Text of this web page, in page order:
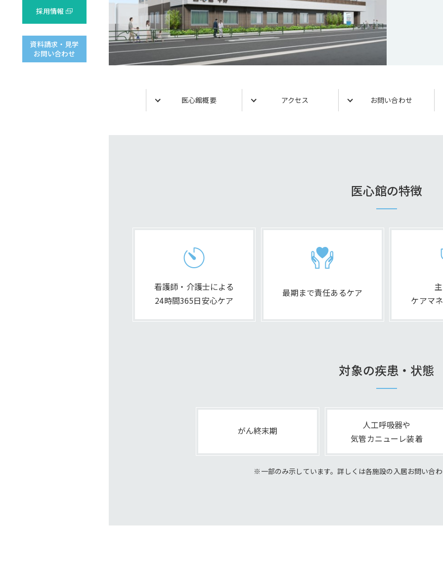
採用情報
資料請求・見学
お問い合わせ
医心館概要 アクセス お問い合わせ
医心館の特徴
看護師・介護士による
24時間365日安心ケア
最期まで責任あるケア
ケアマ
対象の疾患・状態
がん終末期
人工呼吸器や
気管カニューレ装着
※一部のみ示しています。詳しくは各施設の 入居お問い合